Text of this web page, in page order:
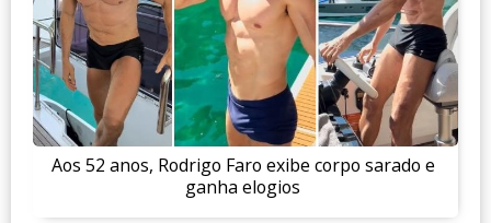
Aos 52 anos, Rodrigo Faro exibe corpo sarado e
ganha elogios